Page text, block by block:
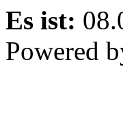
Es ist:
Powered